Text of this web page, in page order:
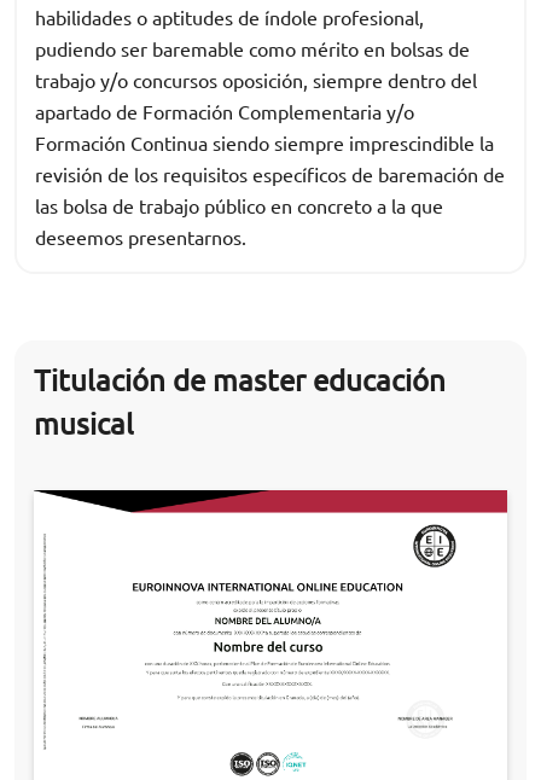
habilidades o aptitudes de índole profesional,
pudiendo ser baremable como mérito en bolsas de
trabajo y/o concursos oposición, siempre dentro del
apartado de Formación Complementaria y/o
Formación Continua siendo siempre imprescindible la
revisión de los requisitos específicos de baremación de
las bolsa de trabajo público en concreto a la que
deseemos presentarnos.
Titulación de master educación
musical